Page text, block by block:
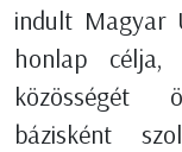
indult Magyar
honlap
közösségét
bázisként